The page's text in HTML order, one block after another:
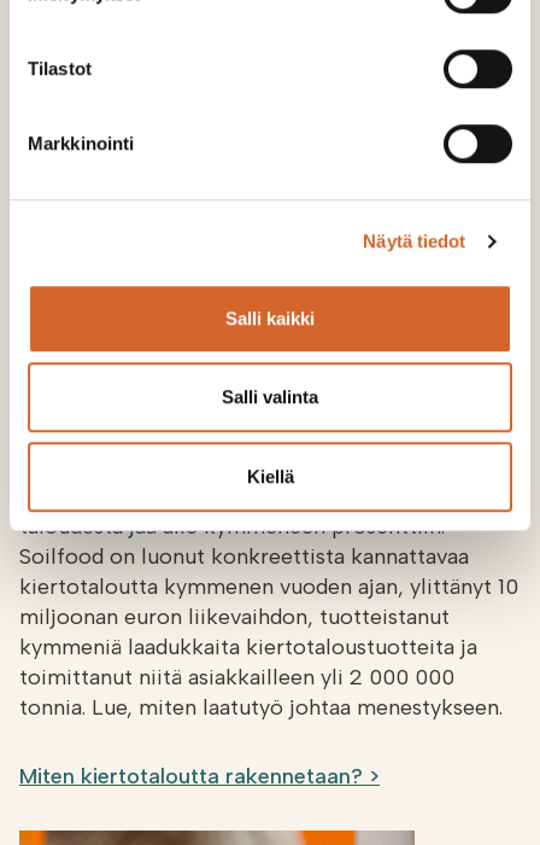
Tilastot
Markkinointi
Näytä tiedot
Salli kaikki
Salli valinta
Kiellä
Jalostamme arvoa materiaaliketjuihin
taloudesta jää alle kymmeneen prosenttiin.
Soilfood on luonut konkreettista kannattavaa
kiertotaloutta kymmenen vuoden ajan, ylittänyt 10
miljoonan euron liikevaihdon, tuotteistanut
kymmeniä laadukkaita kiertotaloustuotteita ja
toimittanut niitä asiakkailleen yli 2 000 000
tonnia. Lue, miten laatutyö johtaa menestykseen.
Miten kiertotaloutta rakennetaan? >